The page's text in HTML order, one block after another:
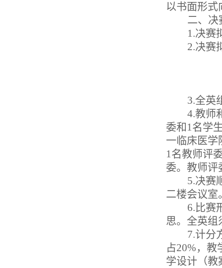
以书面形式
二、决
1.决赛
2.决赛
3.全英
4.教师
委和1名学
一临床医学
1名教师评
委。教师评
5.决赛
二楼会议室
6. 比赛
思。全英组
7.计分
占20%，
学设计（教